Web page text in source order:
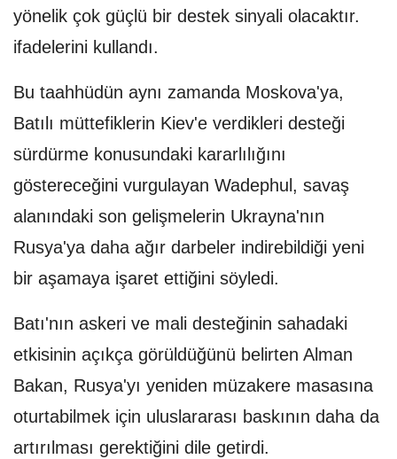
yönelik çok güçlü bir destek sinyali olacaktır.
ifadelerini kullandı.
Bu taahhüdün aynı zamanda Moskova'ya,
Batılı müttefiklerin Kiev'e verdikleri desteği
sürdürme konusundaki kararlılığını
göstereceğini vurgulayan Wadephul, savaş
alanındaki son gelişmelerin Ukrayna'nın
Rusya'ya daha ağır darbeler indirebildiği yeni
bir aşamaya işaret ettiğini söyledi.
Batı'nın askeri ve mali desteğinin sahadaki
etkisinin açıkça görüldüğünü belirten Alman
Bakan, Rusya'yı yeniden müzakere masasına
oturtabilmek için uluslararası baskının daha da
artırılması gerektiğini dile getirdi.